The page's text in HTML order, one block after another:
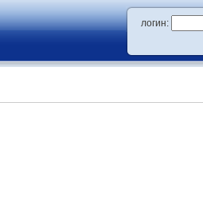
логин: